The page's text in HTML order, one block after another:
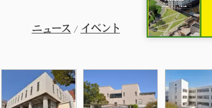
ニュース / イベント